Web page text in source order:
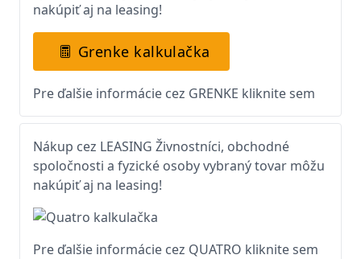
nakúpiť aj na leasing!
Grenke kalkulačka
Pre ďalšie informácie cez GRENKE kliknite sem
Nákup cez LEASING Živnostníci, obchodné
spoločnosti a fyzické osoby vybraný tovar môžu
nakúpiť aj na leasing!
Pre ďalšie informácie cez QUATRO kliknite sem